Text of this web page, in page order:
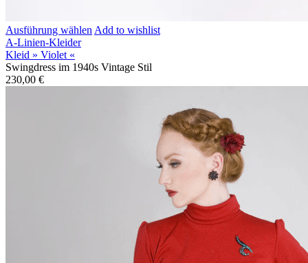
Ausführung wählen Add to wishlist
A-Linien-Kleider
Kleid » Violet «
Swingdress im 1940s Vintage Stil
230,00 €